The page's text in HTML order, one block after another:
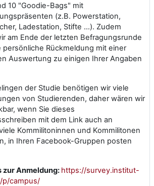
10 "Goodie-Bags" mit
(z.B. Powerstation,
Ladestation, Stifte …). Zudem
am Ende der letzten Befragungsrunde
persönliche Rückmeldung mit einer
Auswertung zu einigen Ihrer Angaben
der Studie benötigen wir viele
von Studierenden, daher wären wir
wenn Sie dieses
mit dem Link auch an
Kommilitoninnen und Kommilitonen
in Ihren Facebook-Gruppen posten
zur Anmeldung: https://survey.institut-
p/campus/